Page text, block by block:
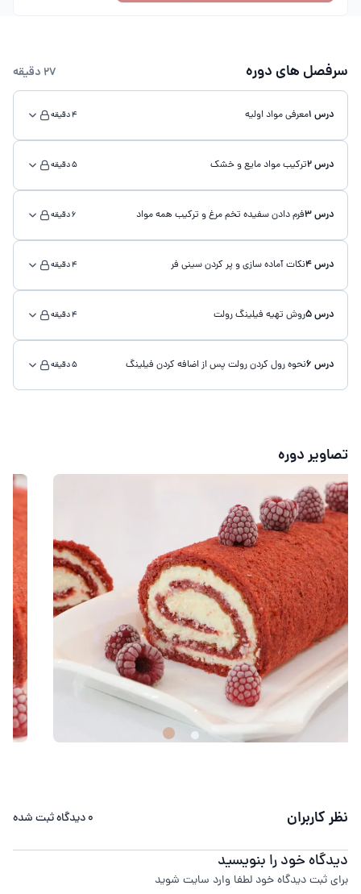
سرفصل های دوره 27 دقیقه
درس 1 معرفی مواد اولیه 4 دقیقه
درس 2 ترکیب مواد مایع و خشک 5 دقیقه
درس 3 فرم دادن سفیده تخم مرغ و ترکیب همه مواد 6 دقیقه
درس 4 نکات آماده سازی و پر کردن سینی فر 4 دقیقه
درس 5 روش تهیه فیلینگ رولت 4 دقیقه
درس 6 نحوه رول کردن رولت پس از اضافه کردن فیلینگ 5 دقیقه
تصاویر دوره
نظر کاربران 0دیدگاه ثبت شده
دیدگاه خود را بنویسید
برای ثبت دیدگاه خود لطفا وارد سایت شوید